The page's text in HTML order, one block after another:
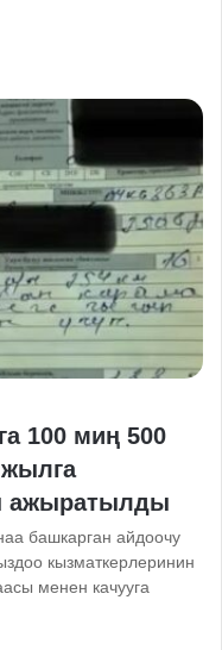
100 миң 500
ажыратылды
башкарган айдоочу
кызматкерлеринин
менен качууга